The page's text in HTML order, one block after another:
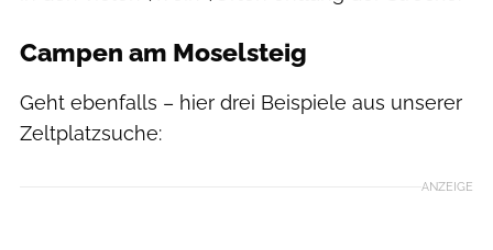
Campen am Moselsteig
Geht ebenfalls – hier drei Beispiele aus unserer
Zeltplatzsuche:
ANZEIGE